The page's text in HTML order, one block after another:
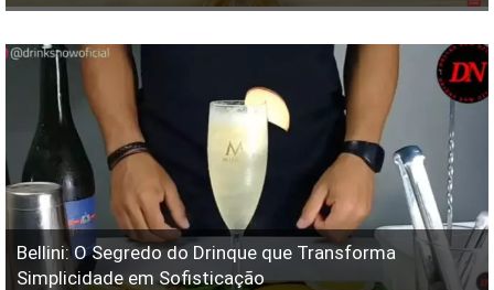
Bellini: O Segredo do Drinque que Transforma
Simplicidade em Sofisticação